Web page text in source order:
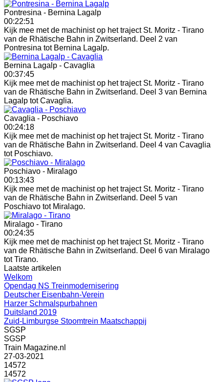
Pontresina - Bernina Lagalp
00:22:51
Kijk mee met de machinist op het traject St. Moritz - Tirano
van de Rhätische Bahn in Zwitserland. Deel 2 van
Pontresina tot Bernina Lagalp.
Bernina Lagalp - Cavaglia
00:37:45
Kijk mee met de machinist op het traject St. Moritz - Tirano
van de Rhätische Bahn in Zwitserland. Deel 3 van Bernina
Lagalp tot Cavaglia.
Cavaglia - Poschiavo
00:24:18
Kijk mee met de machinist op het traject St. Moritz - Tirano
van de Rhätische Bahn in Zwitserland. Deel 4 van Cavaglia
tot Poschiavo.
Poschiavo - Miralago
00:13:43
Kijk mee met de machinist op het traject St. Moritz - Tirano
van de Rhätische Bahn in Zwitserland. Deel 5 van
Poschiavo tot Miralago.
Miralago - Tirano
00:24:35
Kijk mee met de machinist op het traject St. Moritz - Tirano
van de Rhätische Bahn in Zwitserland. Deel 6 van Miralago
tot Tirano.
Laatste artikelen
Welkom
Opendag NS Treinmodernisering
Deutscher Eisenbahn-Verein
Harzer Schmalspurbahnen
Duitsland 2019
Zuid-Limburgse Stoomtrein Maatschappij
SGSP
SGSP
Train Magazine.nl
27-03-2021
14572
14572